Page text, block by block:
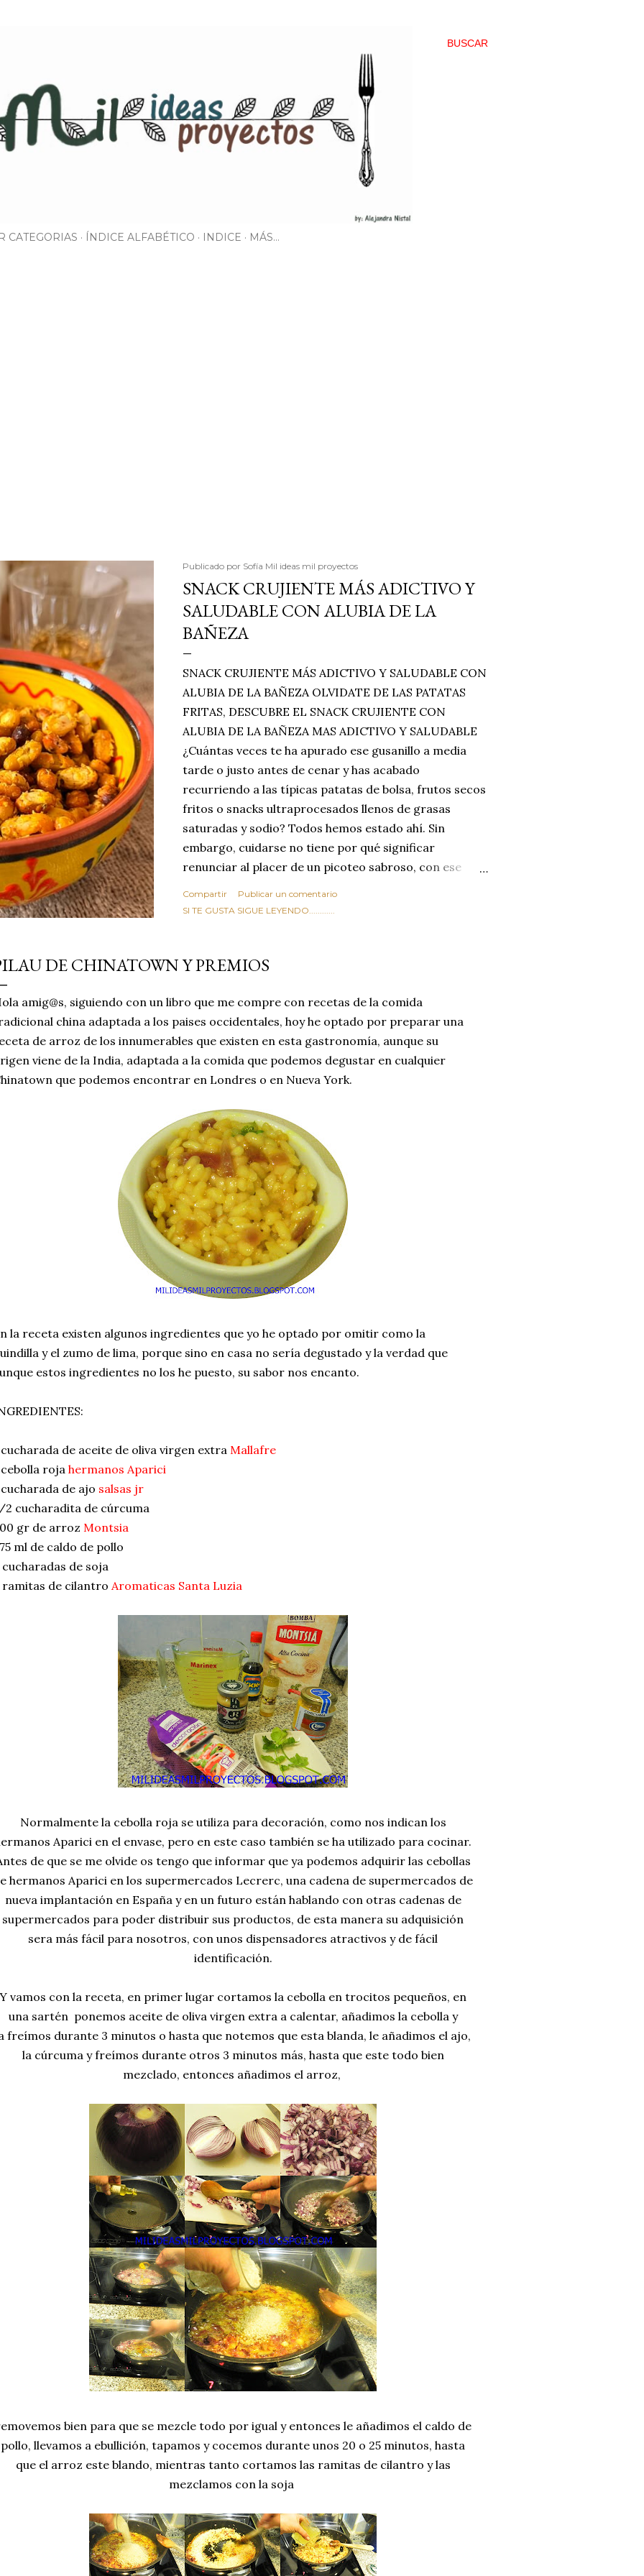
BUSCAR
CATEGORIAS ÍNDICE ALFABÉTICO INDICE MÁS…
Publicado por Sofía Mil ideas mil proyectos
SNACK CRUJIENTE MÁS ADICTIVO Y
SALUDABLE CON ALUBIA DE LA
BAÑEZA
SNACK CRUJIENTE MÁS ADICTIVO Y SALUDABLE CON
ALUBIA DE LA BAÑEZA OLVIDATE DE LAS PATATAS
FRITAS, DESCUBRE EL SNACK CRUJIENTE CON
ALUBIA DE LA BAÑEZA MAS ADICTIVO Y SALUDABLE
¿Cuántas veces te ha apurado ese gusanillo a media
tarde o justo antes de cenar y has acabado
recurriendo a las típicas patatas de bolsa, frutos secos
fritos o snacks ultraprocesados llenos de grasas
saturadas y sodio? Todos hemos estado ahí. Sin
embargo, cuidarse no tiene por qué significar
renunciar al placer de un picoteo sabroso, con ese
Estas alubias crujientes al horno van a cambiar por
tradicionales y copiosos de invierno. Con esta receta
ingrediente tan humilde como la alubia de La Bañeza
en un snack ligero, dorado, cargado de proteína y
100% natural. Es el sustituto perfecto a los frutos se...
Compartir
Publicar un comentario
SI TE GUSTA SIGUE LEYENDO............
DE CHINATOWN Y PREMIOS
amig@s, siguiendo con un libro que me compre con recetas de la comida
china adaptada a los paises occidentales, hoy he optado por preparar una
de arroz de los innumerables que existen en esta gastronomía, aunque su
viene de la India, adaptada a la comida que podemos degustar en cualquier
que podemos encontrar en Londres o en Nueva York.
la receta existen algunos ingredientes que yo he optado por omitir como la
y el zumo de lima, porque sino en casa no sería degustado y la verdad que
estos ingredientes no los he puesto, su sabor nos encanto.
cucharada de aceite de oliva virgen extra Mallafre
cebolla roja hermanos Aparici
cucharada de ajo salsas jr
2 cucharadita de cúrcuma
gr de arroz Montsia
ml de caldo de pollo
cucharadas de soja
ramitas de cilantro Aromaticas Santa Luzia
Normalmente la cebolla roja se utiliza para decoración, como nos indican los
Aparici en el envase, pero en este caso también se ha utilizado para cocinar.
de que se me olvide os tengo que informar que ya podemos adquirir las cebollas
hermanos Aparici en los supermercados Lecrerc, una cadena de supermercados de
nueva implantación en España y en un futuro están hablando con otras cadenas de
supermercados para poder distribuir sus productos, de esta manera su adquisición
sera más fácil para nosotros, con unos dispensadores atractivos y de fácil
identificación.
Y vamos con la receta, en primer lugar cortamos la cebolla en trocitos pequeños, en
una sartén ponemos aceite de oliva virgen extra a calentar, añadimos la cebolla y
freímos durante 3 minutos o hasta que notemos que esta blanda, le añadimos el ajo,
la cúrcuma y freímos durante otros 3 minutos más, hasta que este todo bien
mezclado, entonces añadimos el arroz,
bien para que se mezcle todo por igual y entonces le añadimos el caldo de
pollo, llevamos a ebullición, tapamos y cocemos durante unos 20 o 25 minutos, hasta
que el arroz este blando, mientras tanto cortamos las ramitas de cilantro y las
mezclamos con la soja